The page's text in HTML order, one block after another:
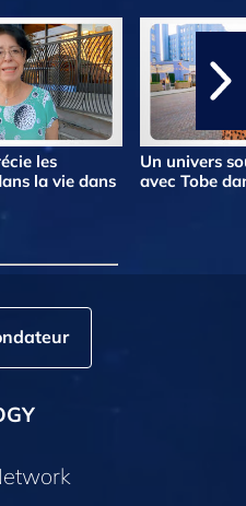
les
la vie dans
Un univers
avec Tobe